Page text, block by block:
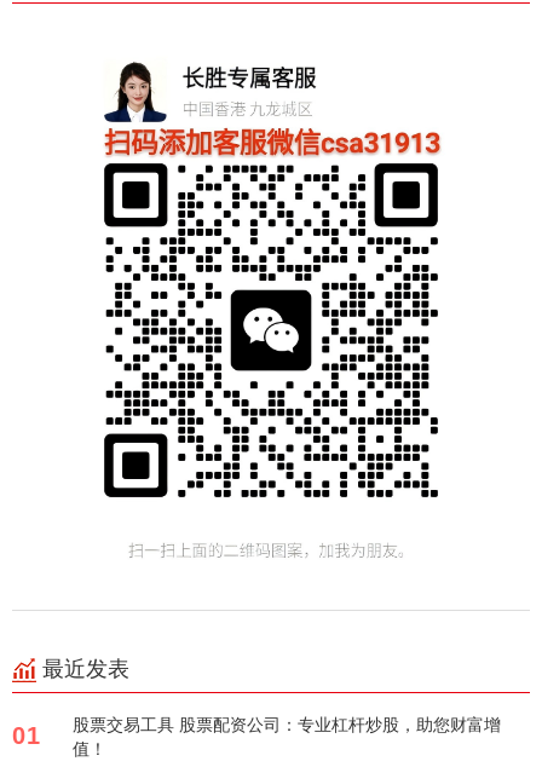
最近发表
01
股票交易工具 股票配资公司：专业杠杆炒股，助您财富增
值！